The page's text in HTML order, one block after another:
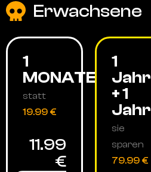
Erwachsene
1
MONATE
statt
19.99 €
11.99
€
1
Jahr
+ 1
Jahr
sie
sparen
79.99 €